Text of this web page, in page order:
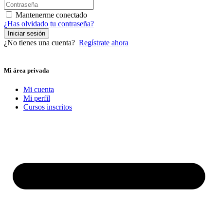
Mantenerme conectado
¿Has olvidado tu contraseña?
Iniciar sesión
¿No tienes una cuenta? Regístrate ahora
Mi área privada
Mi cuenta
Mi perfil
Cursos inscritos